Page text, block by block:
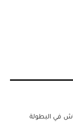
في البطولة